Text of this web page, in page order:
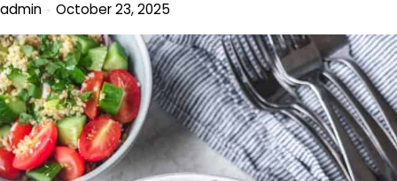
admin October 23, 2025